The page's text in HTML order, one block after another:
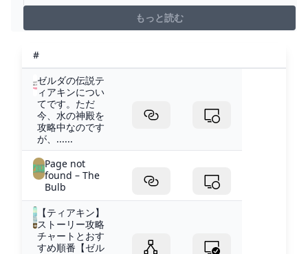
揃うまではしょっちゃう死んでたな 発売…
もっと読む
#
ゼルダの伝説テ
ィアキンについ
てです。ただ
今、水の神殿を
攻略中なのです
が、......
Page not
found – The
Bulb
【ティアキン】
ストーリー攻略
チャートとおす
すめ順番【ゼル